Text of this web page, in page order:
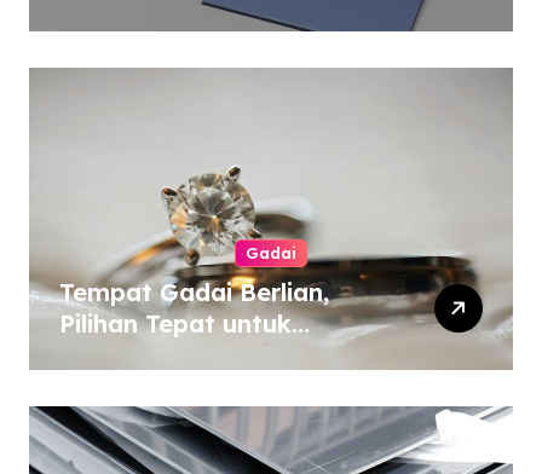
Murah atau Mahal
Gadai
Tempat Gadai Berlian,
Pilihan Tepat untuk